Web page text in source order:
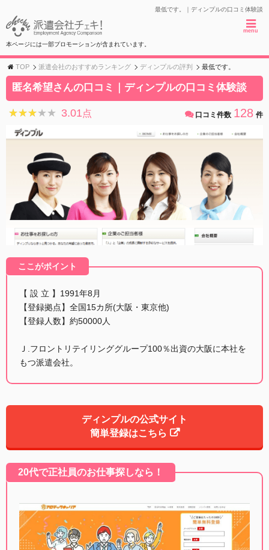
最低です。｜ディンプルの口コミ体験談
menu
本ページには一部プロモーションが含まれています。
TOP 派遣会社のおすすめランキング ディンプルの評判 最低です。
匿名希望さんの口コミ｜ディンプルの口コミ体験談
★★★★★
★★★★★ 3.01点 口コミ件数 128 件
ここがポイント
【 設 立 】1991年8月
【登録拠点】全国15カ所(大阪・東京他)
【登録人数】約50000人
Ｊ.フロントリテイリンググループ100％出資の大阪に本社を
もつ派遣会社。
ディンプルの公式サイト
簡単登録はこちら
20代で正社員のお仕事探しなら！